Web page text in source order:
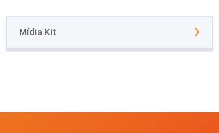
Mídia Kit